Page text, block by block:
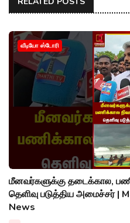
வீடியோ ஸ்டோரி
மீனவர்களுக்கு தடைக்கால,
தெளிவு படுத்திய அமைச்சர் |
News